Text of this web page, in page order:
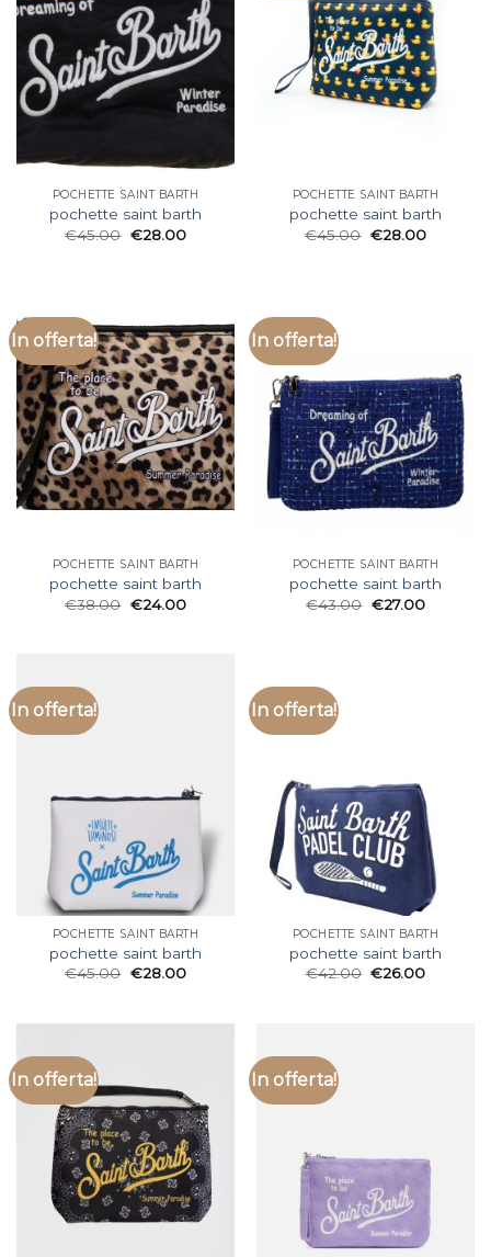
POCHETTE SAINT BARTH
pochette saint barth
€45.00 €28.00
POCHETTE SAINT BARTH
pochette saint barth
€45.00 €28.00
In offerta!
POCHETTE SAINT BARTH
pochette saint barth
€38.00 €24.00
In offerta!
POCHETTE SAINT BARTH
pochette saint barth
€43.00 €27.00
In offerta!
POCHETTE SAINT BARTH
pochette saint barth
€45.00 €28.00
In offerta!
POCHETTE SAINT BARTH
pochette saint barth
€42.00 €26.00
In offerta! In offerta!